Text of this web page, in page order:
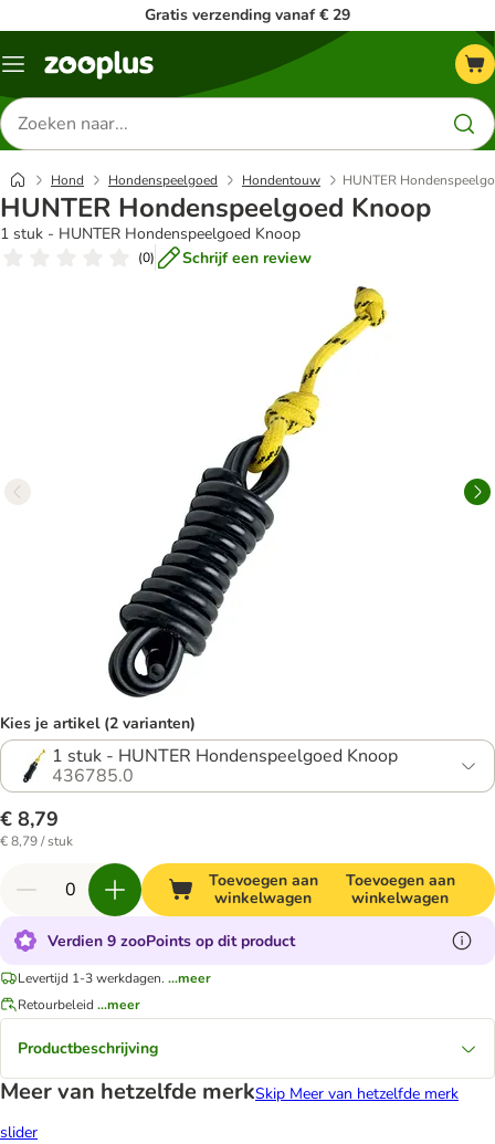
Gratis verzending vanaf € 29
Menu
Zoeken
naar
producten
Hond Hondenspeelgoed Hondentouw HUNTER
HUNTER Hondenspeelgoed Knoop
1 stuk - HUNTER Hondenspeelgoed Knoop
(0) Schrijf een review
Kies je artikel (2 varianten)
1 stuk - HUNTER Hondenspeelgoed Knoop
436785.0
€ 8,79
€ 8,79 / stuk
Toevoegen aan
winkelwagen
Toevoegen aan
winkelwagen
Verdien 9 zooPoints op dit product
Levertijd 1-3 werkdagen. ...meer
Retourbeleid ...meer
Productbeschrijving
Meer van hetzelfde merkSkip Meer van hetzelfde merk
slider